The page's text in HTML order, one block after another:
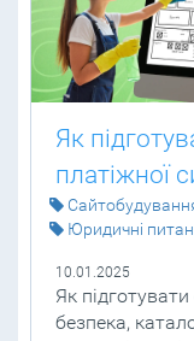
Як
платіжної
Юридичні
10.01.2025
Як
безпека,